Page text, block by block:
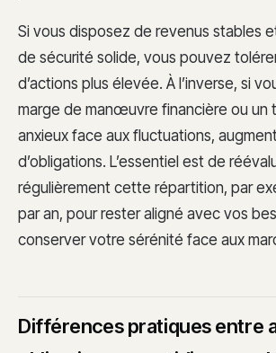
Si vous disposez de revenus stables
de sécurité solide, vous pouvez
d’actions plus élevée. À l’inverse, si
marge de manœuvre financière ou un
anxieux face aux fluctuations,
d’obligations. L’essentiel est de
régulièrement cette répartition, par
par an, pour rester aligné avec vos
conserver votre sérénité face aux
Différences pratiques entre